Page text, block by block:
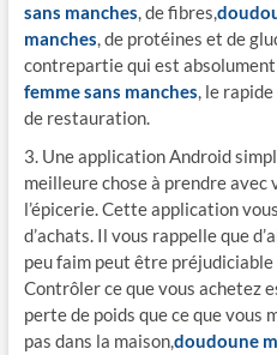
sans manches, de fibres,
manches, de protéines et de
contrepartie qui est
femme sans manches, le
de restauration.
3. Une application Android
meilleure chose à prendre avec
l’épicerie. Cette application
d’achats. Il vous rappelle que
peu faim peut être
Contrôler ce que vous achetez
perte de poids que ce que vous
pas dans la maison,doudoune